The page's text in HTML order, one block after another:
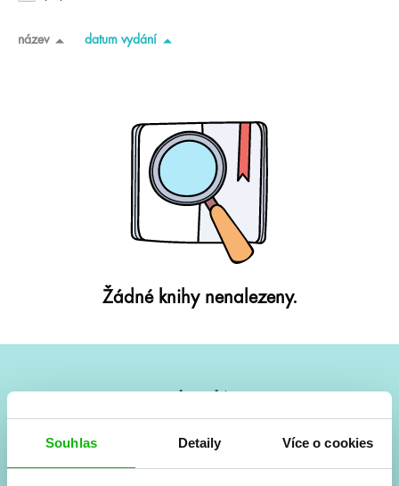
Souhlas Detaily Více o cookies
název datum vydání
Žádné knihy nenalezeny.
Vše kolem #youngadult každý měsíc rovnou do mailu!
a seriálové adaptace a další.